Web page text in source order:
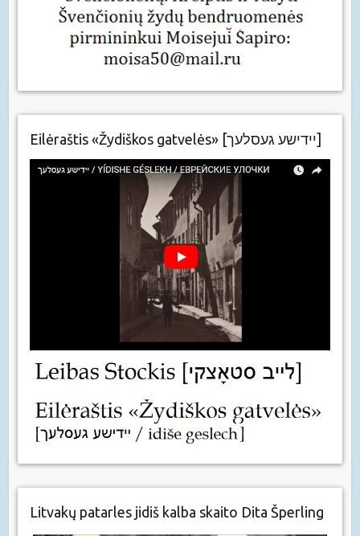
Eilėraštis «Žydiškos gatvelės» [יידישע געסלעך]
Litvakų patarles jidiš kalba skaito Dita Šperling